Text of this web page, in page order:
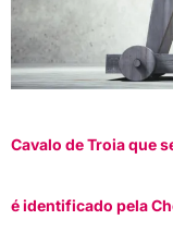
Cavalo de Troia que
é identificado pela